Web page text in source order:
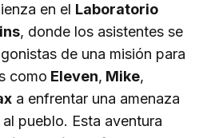
en el Laboratorio
, donde los asistentes se
de una misión para
como Eleven, Mike,
a enfrentar una amenaza
pueblo. Esta aventura